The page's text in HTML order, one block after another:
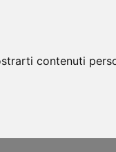
contenuti